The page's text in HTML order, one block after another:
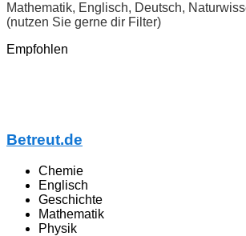
Mathematik, Englisch, Deutsch,
(nutzen Sie gerne dir Filter)
Empfohlen
Betreut.de
Chemie
Englisch
Geschichte
Mathematik
Physik